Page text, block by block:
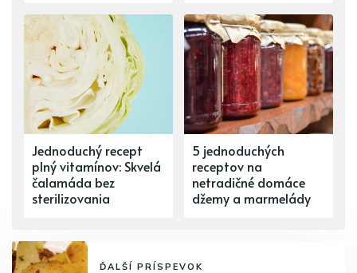
Jednoduchý recept
plný vitamínov: Skvelá
čalamáda bez
sterilizovania
5 jednoduchých
receptov na
netradičné domáce
džemy a marmelády
ĎALŠÍ PRÍSPEVOK